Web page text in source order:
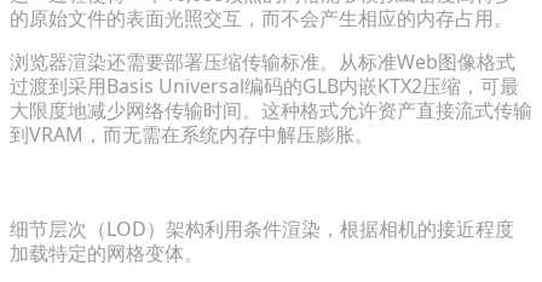
的原始文件的表面光照交互，而不会产生相应的内存占用。
浏览器渲染还需要部署压缩传输标准。从标准Web图像格式
过渡到采用Basis Universal编码的GLB内嵌KTX2压缩，可最
大限度地减少网络传输时间。这种格式允许资产直接流式传输
到VRAM，而无需在系统内存中解压膨胀。
细节层次（LOD）架构利用条件渲染，根据相机的接近程度
加载特定的网格变体。